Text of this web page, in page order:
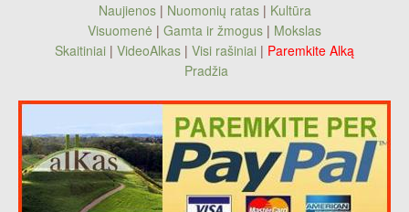
Naujienos| Nuomonių ratas| Kultūra
Visuomenė | Gamta ir žmogus | Mokslas
Skaitiniai | VideoAlkas | Visi rašiniai | Paremkite Alką
Pradžia